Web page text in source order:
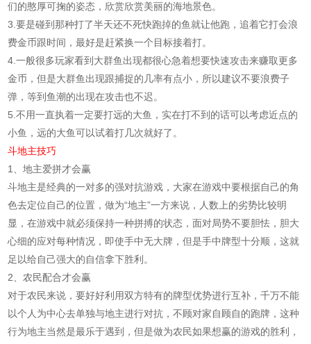
们的憨厚可掬的姿态，欣赏欣赏美丽的海地景色。
3.要是碰到那种打了半天还不死快跑掉的鱼就让他跑，追着它打会浪
费金币跟时间，最好是赶紧换一个目标接着打。
4.一般很多玩家看到大群鱼出现都很心急着想要快速攻击来赚取更多
金币，但是大群鱼出现跟捕捉的几率有点小，所以建议不要浪费子
弹，等到鱼潮的出现在攻击也不迟。
5.不用一直执着一定要打远的大鱼，实在打不到的话可以考虑近点的
小鱼，远的大鱼可以试着打几次就好了。
斗地主技巧
1、地主爱拼才会赢
斗地主是经典的一对多的强对抗游戏，大家在游戏中要根据自己的角
色去定位自己的位置，做为“地主”一方来说，人数上的劣势比较明
显，在游戏中就必须保持一种拼搏的状态，面对局势不要胆怯，胆大
心细的应对每种情况，即使手中无大牌，但是手中牌型十分顺，这就
足以给自己强大的自信拿下胜利。
2、农民配合才会赢
对于农民来说，要好好利用双方特有的牌型优势进行互补，千万不能
以个人为中心去单独与地主进行对抗，不顾对家自顾自的跑牌，这种
行为地主当然是最乐于遇到，但是做为农民如果想赢的游戏的胜利，